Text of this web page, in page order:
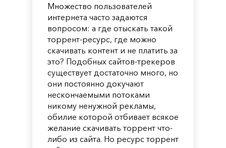
Множество пользователей
интернета часто задаются
вопросом: а где отыскать такой
торрент-ресурс, где можно
скачивать контент и не платить за
это? Подобных сайтов-трекеров
существует достаточно много, но
они постоянно докучают
нескончаемыми потоками
никому ненужной рекламы,
обилие которой отбивает всякое
желание скачивать торрент что-
либо из сайта. Но ресурс торрент